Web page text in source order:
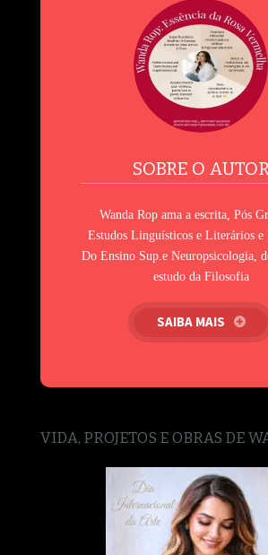
SOBRE O
Wanda Rop ama a escrita, Pós
Estudos Linguísticos e Literários e
Do Ensino Sup.e Neuropsicologia,
estudo da Filosofia
SAIBA MAIS
VIDA, PROJETOS E OBRAS DE